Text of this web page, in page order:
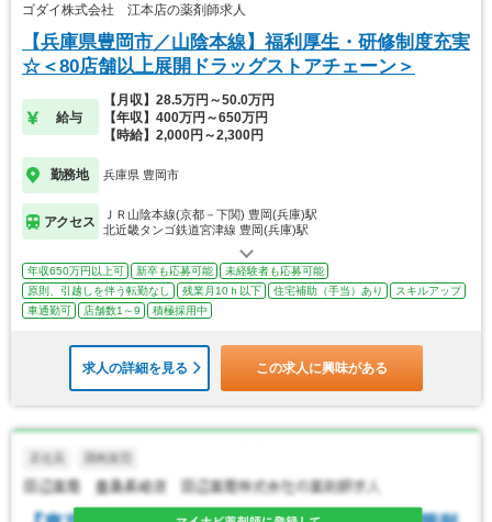
ゴダイ株式会社 江本店の薬剤師求人
【兵庫県豊岡市／山陰本線】福利厚生・研修制度充実
☆＜80店舗以上展開ドラッグストアチェーン＞
給与
【月収】28.5万円～50.0万円
【年収】400万円～650万円
【時給】2,000円～2,300円
勤務地 兵庫県 豊岡市
アクセス
ＪＲ山陰本線(京都－下関) 豊岡(兵庫)駅
北近畿タンゴ鉄道宮津線 豊岡(兵庫)駅
年収650万円以上可 新卒も応募可能
未経験者も応募可能
原則、引越しを伴う転勤なし
残業月10ｈ以下 住宅補助（手当）あり
スキルアップ
車通勤可
店舗数1～9 積極採用中
求人の詳細を見る この求人に興味がある